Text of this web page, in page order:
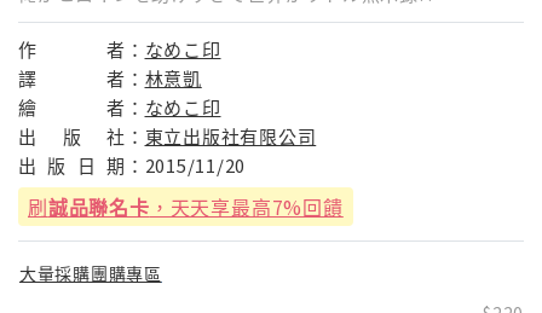
作 者： なめこ印
譯
者： 林意凱
繪
者： なめこ印
出
版 社： 東立出版社有限公司
出 版 日 期： 2015/11/20
刷誠品聯名卡 ，天天享最高7%回饋
大量採購團購專區